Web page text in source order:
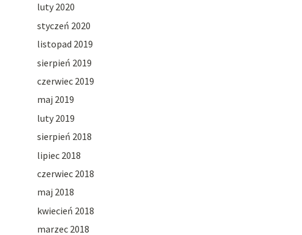
luty 2020
styczeń 2020
listopad 2019
sierpień 2019
czerwiec 2019
maj 2019
luty 2019
sierpień 2018
lipiec 2018
czerwiec 2018
maj 2018
kwiecień 2018
marzec 2018